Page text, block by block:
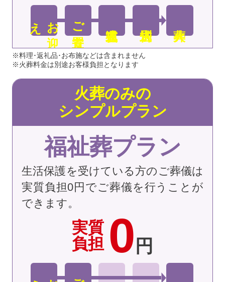
お
迎
え ご安置
※料理･返礼品･お布施などは含まれません
※火葬料金は別途お客様負担となります
火葬のみの
シンプルプラン
福祉葬プラン
実質
負担 0 円
生活保護を受けている方のご葬儀は
実質負担0円でご葬儀を行うことが
できます。
お
迎
え ご安置